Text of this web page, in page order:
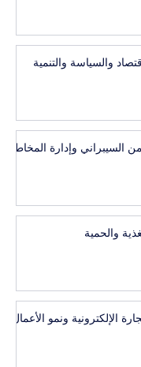
والسياسة والتنمية
السيبراني وإدارة المخاطر
والحمية
الإلكترونية ونمو الأعمال